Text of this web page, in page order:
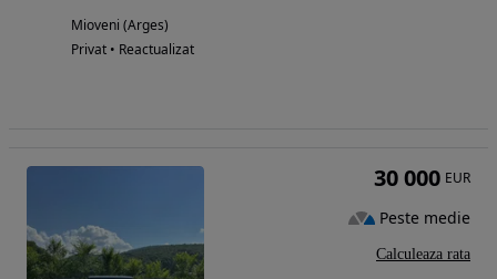
Mioveni (Arges)
Privat • Reactualizat
30 000 EUR
Peste medie
Calculeaza rata